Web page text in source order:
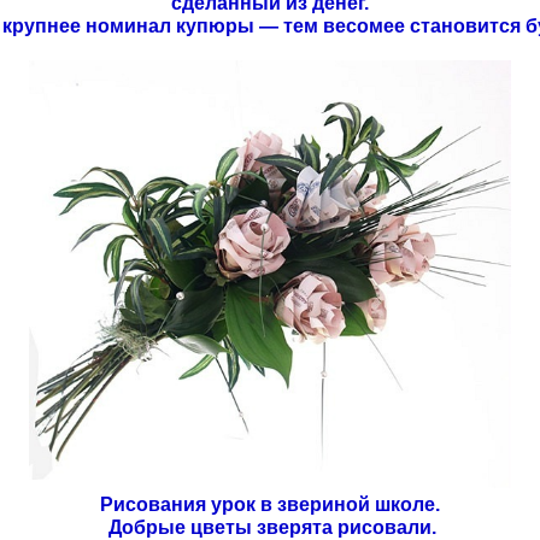
номинал купюры — тем весомее становится
Рисования урок в звериной школе.
Добрые цветы зверята рисовали.